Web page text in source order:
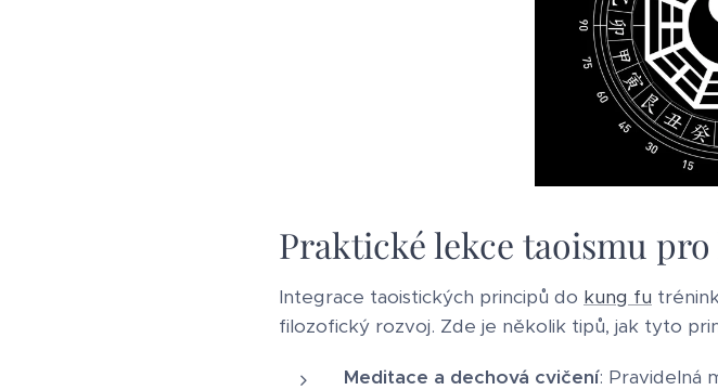
Praktické lekce taoismu
Integrace taoistických principů do kung fu
filozofický rozvoj. Zde je několik tipů, jak tyto
Meditace a dechová cvičení: Pravidelná